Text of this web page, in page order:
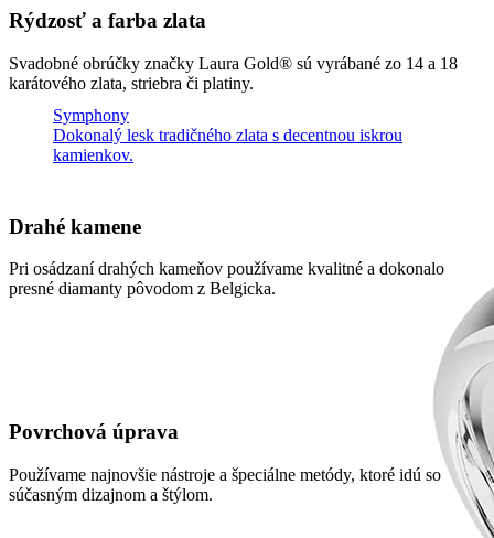
Symphony
Dokonalý lesk tradičného zlata s decentnou iskrou
kamienkov.
Rýdzosť a farba zlata
Svadobné obrúčky značky Laura Gold® sú vyrábané zo 14 a 18
karátového zlata, striebra či platiny.
Drahé kamene
Pri osádzaní drahých kameňov používame kvalitné a dokonalo
presné diamanty pôvodom z Belgicka.
Povrchová úprava
Používame najnovšie nástroje a špeciálne metódy, ktoré idú so
súčasným dizajnom a štýlom.